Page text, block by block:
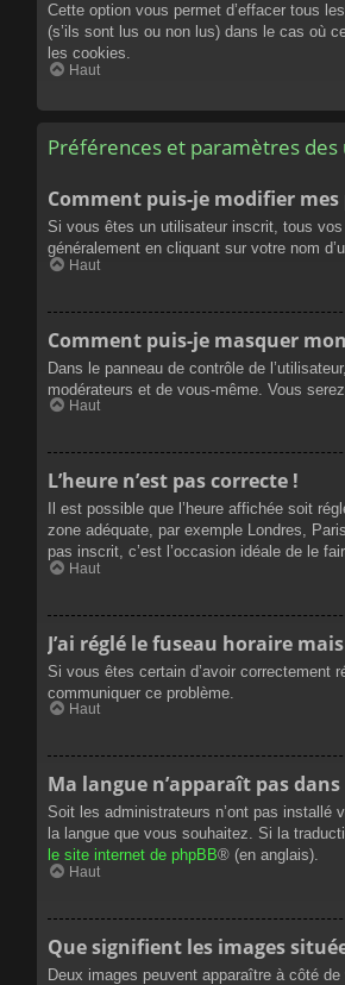
Cette option vous permet d’effacer tous
(s’ils sont lus ou non lus) dans le cas où
les cookies.
Haut
Préférences et paramètres
Comment puis-je modifier mes
Si vous êtes un utilisateur inscrit, tous
généralement en cliquant sur votre nom
Haut
Comment puis-je masquer
Dans le panneau de contrôle de
modérateurs et de vous-même. Vous
Haut
L’heure n’est pas correcte !
Il est possible que l’heure affichée soit
zone adéquate, par exemple Londres,
pas inscrit, c’est l’occasion idéale de le
Haut
J’ai réglé le fuseau horaire
Si vous êtes certain d’avoir correctement
communiquer ce problème.
Haut
Ma langue n’apparaît pas
Soit les administrateurs n’ont pas installé
la langue que vous souhaitez. Si la
le site internet de phpBB® (en anglais).
Haut
Que signifient les images
Deux images peuvent apparaître à côté